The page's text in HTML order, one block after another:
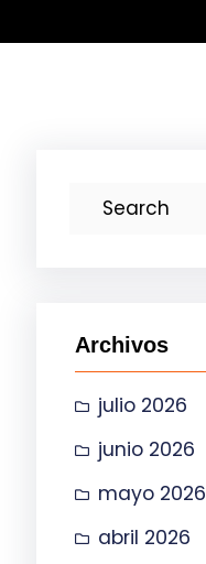
Archivos
julio 2026
junio 2026
mayo 2026
abril 2026